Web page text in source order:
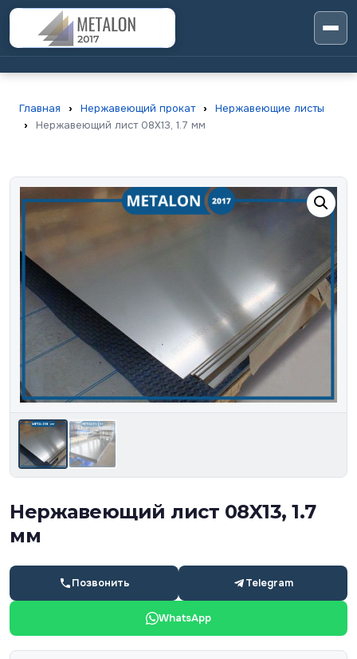
Главная › Нержавеющий прокат ›
Нержавеющие листы
›
Нержавеющий лист 08X13, 1.7 мм
Нержавеющий лист 08X13, 1.7
мм
Позвонить Telegram
WhatsApp